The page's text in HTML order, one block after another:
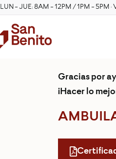
LUN - JUE: 8AM - 12PM / 1PM - 5PM ·
Gracias por
¡Hacer lo